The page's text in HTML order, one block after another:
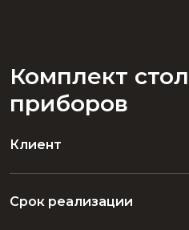
Комплект
приборов
Клиент
Срок реализации